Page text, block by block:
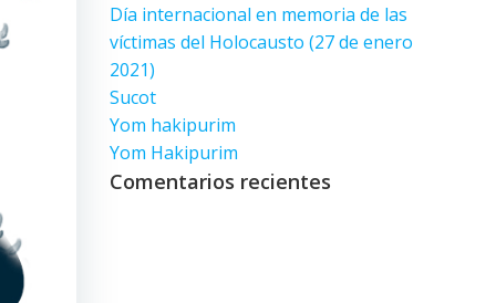
Día internacional en memoria de las
víctimas del Holocausto (27 de enero
2021)
Sucot
Yom hakipurim
Yom Hakipurim
Comentarios recientes